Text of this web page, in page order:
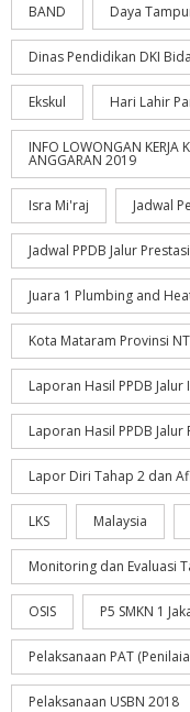
BAND Daya
Dinas Pendidikan DKI
Ekskul Hari Lahir
INFO LOWONGAN KERJA
ANGGARAN 2019
Isra Mi'raj Jadwal
Jadwal PPDB Jalur
Juara 1 Plumbing and
Kota Mataram Provinsi
Laporan Hasil PPDB Jalur
Laporan Hasil PPDB
Lapor Diri Tahap 2 dan
LKS Malaysia
Monitoring dan Evaluasi
OSIS P5 SMKN 1
Pelaksanaan PAT
Pelaksanaan USBN 2018